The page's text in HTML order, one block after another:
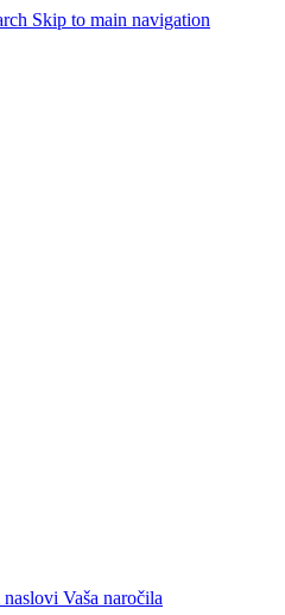
Skip to main navigation
naslovi Vaša naročila